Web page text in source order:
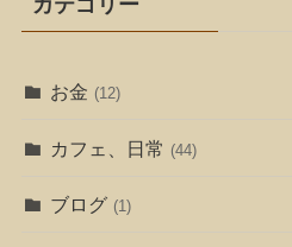
カテゴリー
お金 (12)
カフェ、日常 (44)
ブログ (1)